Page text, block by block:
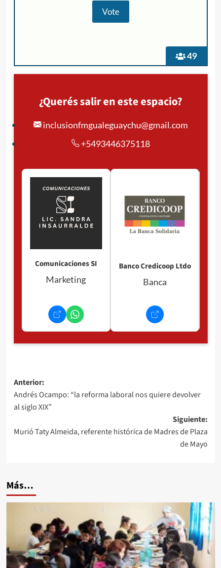
49
¿Querés salir en este espacio?
inclusionfmgualeguaychu@gmail.com
+5493446375118
Comunicaciones SI
Marketing
Banco Credicoop Ltdo
Banca
Navegación
de
entradas
Anterior:
Andrés Ocampo: “la reforma laboral nos quiere devolver
al siglo XIX”
Siguiente:
Murió Taty Almeida, referente histórica de Madres de Plaza
de Mayo
Más…